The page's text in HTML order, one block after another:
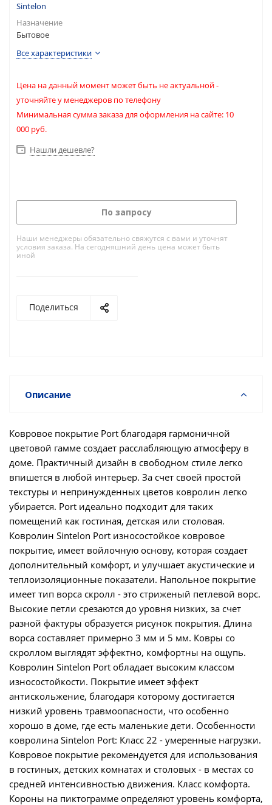
Sintelon
Назначение
Бытовое
Все характеристики
Цена на данный момент может быть не актуальной -
уточняйте у менеджеров по телефону
Минимальная сумма заказа для оформления на сайте: 10
000 руб.
Нашли дешевле?
По запросу
Наши менеджеры обязательно свяжутся с вами и уточнят
условия заказа. На сегодняшний день цена может быть
иной
Поделиться
Описание
Ковровое покрытие Port благодаря гармоничной
цветовой гамме создает расслабляющую атмосферу в
доме. Практичный дизайн в свободном стиле легко
впишется в любой интерьер. За счет своей простой
текстуры и непринужденных цветов ковролин легко
убирается. Port идеально подходит для таких
помещений как гостиная, детская или столовая.
Ковролин Sintelon Port износостойкое ковровое
покрытие, имеет войлочную основу, которая создает
дополнительный комфорт, и улучшает акустические и
теплоизоляционные показатели. Напольное покрытие
имеет тип ворса скролл - это стриженый петлевой ворс.
Высокие петли срезаются до уровня низких, за счет
разной фактуры образуется рисунок покрытия. Длина
ворса составляет примерно 3 мм и 5 мм. Ковры со
скроллом выглядят эффектно, комфортны на ощупь.
Ковролин Sintelon Port обладает высоким классом
износостойкости. Покрытие имеет эффект
антискольжение, благодаря которому достигается
низкий уровень травмоопасности, что особенно
хорошо в доме, где есть маленькие дети. Особенности
ковролина Sintelon Port: Класс 22 - умеренные нагрузки.
Ковровое покрытие рекомендуется для использования
в гостиных, детских комнатах и столовых - в местах со
средней интенсивностью движения. Класс комфорта.
Короны на пиктограмме определяют уровень комфорта,